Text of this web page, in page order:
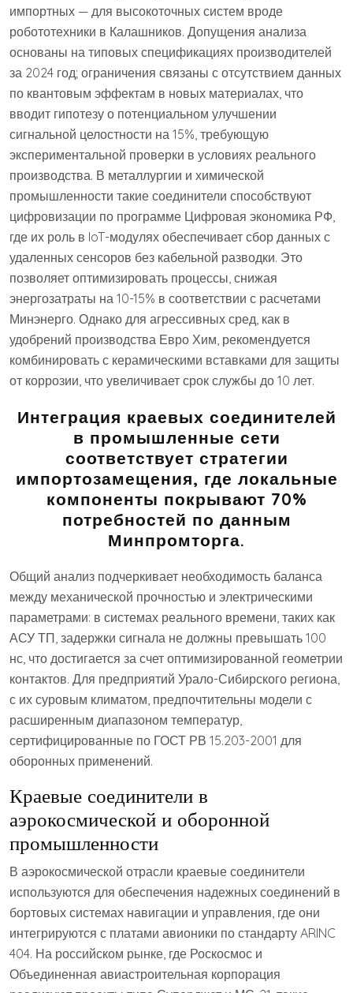
импортных — для высокоточных систем вроде
робототехники в Калашников. Допущения анализа
основаны на типовых спецификациях производителей
за 2024 год; ограничения связаны с отсутствием данных
по квантовым эффектам в новых материалах, что
вводит гипотезу о потенциальном улучшении
сигнальной целостности на 15%, требующую
экспериментальной проверки в условиях реального
производства. В металлургии и химической
промышленности такие соединители способствуют
цифровизации по программе Цифровая экономика РФ,
где их роль в IoT-модулях обеспечивает сбор данных с
удаленных сенсоров без кабельной разводки. Это
позволяет оптимизировать процессы, снижая
энергозатраты на 10-15% в соответствии с расчетами
Минэнерго. Однако для агрессивных сред, как в
удобрений производства Евро Хим, рекомендуется
комбинировать с керамическими вставками для защиты
от коррозии, что увеличивает срок службы до 10 лет.
Интеграция краевых соединителей
в промышленные сети
соответствует стратегии
импортозамещения, где локальные
компоненты покрывают 70%
потребностей по данным
Минпромторга.
Общий анализ подчеркивает необходимость баланса
между механической прочностью и электрическими
параметрами: в системах реального времени, таких как
АСУ ТП, задержки сигнала не должны превышать 100
нс, что достигается за счет оптимизированной геометрии
контактов. Для предприятий Урало-Сибирского региона,
с их суровым климатом, предпочтительны модели с
расширенным диапазоном температур,
сертифицированные по ГОСТ РВ 15.203-2001 для
оборонных применений.
Краевые соединители в
аэрокосмической и оборонной
промышленности
В аэрокосмической отрасли краевые соединители
используются для обеспечения надежных соединений в
бортовых системах навигации и управления, где они
интегрируются с платами авионики по стандарту ARINC
404. На российском рынке, где Роскосмос и
Объединенная авиастроительная корпорация